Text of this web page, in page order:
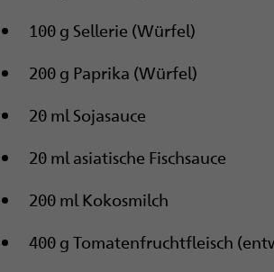
100 g Sellerie (Würfel)
200 g Paprika (Würfel)
20 ml Sojasauce
20 ml asiatische Fischsauce
200 ml Kokosmilch
400 g Tomatenfruchtfleisch